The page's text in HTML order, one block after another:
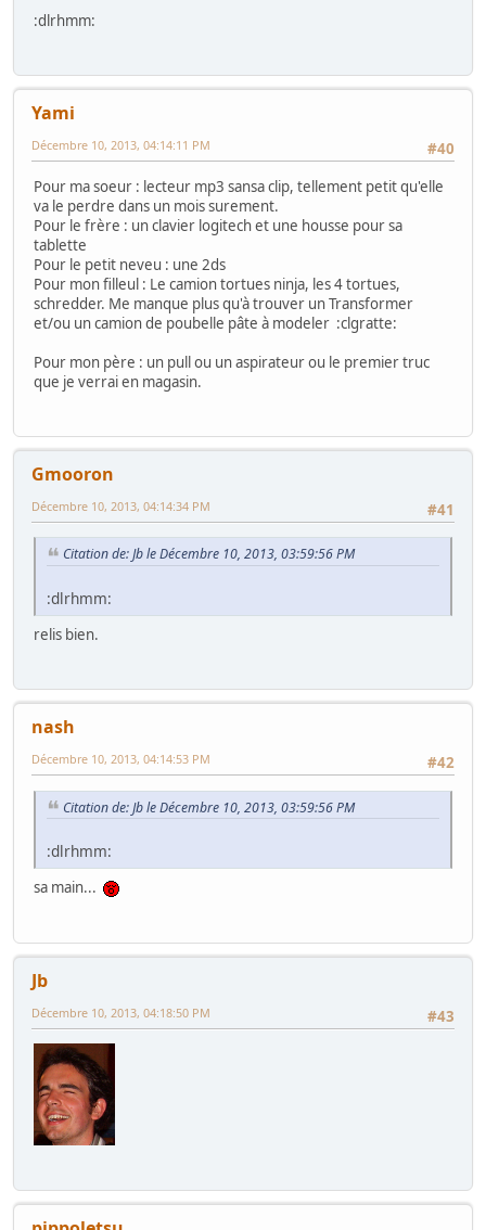
:dlrhmm:
Yami
#40
Décembre 10, 2013, 04:14:11 PM
Pour ma soeur : lecteur mp3 sansa clip, tellement petit qu'elle
va le perdre dans un mois surement.
Pour le frère : un clavier logitech et une housse pour sa
tablette
Pour le petit neveu : une 2ds
Pour mon filleul : Le camion tortues ninja, les 4 tortues,
schredder. Me manque plus qu'à trouver un Transformer
et/ou un camion de poubelle pâte à modeler :clgratte:
Pour mon père : un pull ou un aspirateur ou le premier truc
que je verrai en magasin.
Gmooron
#41
Décembre 10, 2013, 04:14:34 PM
Citation de: Jb le Décembre 10, 2013, 03:59:56 PM
:dlrhmm:
relis bien.
nash
#42
Décembre 10, 2013, 04:14:53 PM
Citation de: Jb le Décembre 10, 2013, 03:59:56 PM
:dlrhmm:
sa main...
Jb
#43
Décembre 10, 2013, 04:18:50 PM